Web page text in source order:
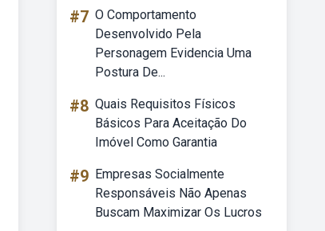
#7 O Comportamento
Desenvolvido Pela
Personagem Evidencia Uma
Postura De...
#8 Quais Requisitos Físicos
Básicos Para Aceitação Do
Imóvel Como Garantia
#9 Empresas Socialmente
Responsáveis Não Apenas
Buscam Maximizar Os Lucros